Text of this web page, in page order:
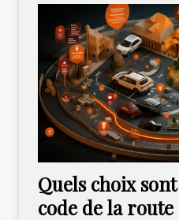
Quels choix
code de la